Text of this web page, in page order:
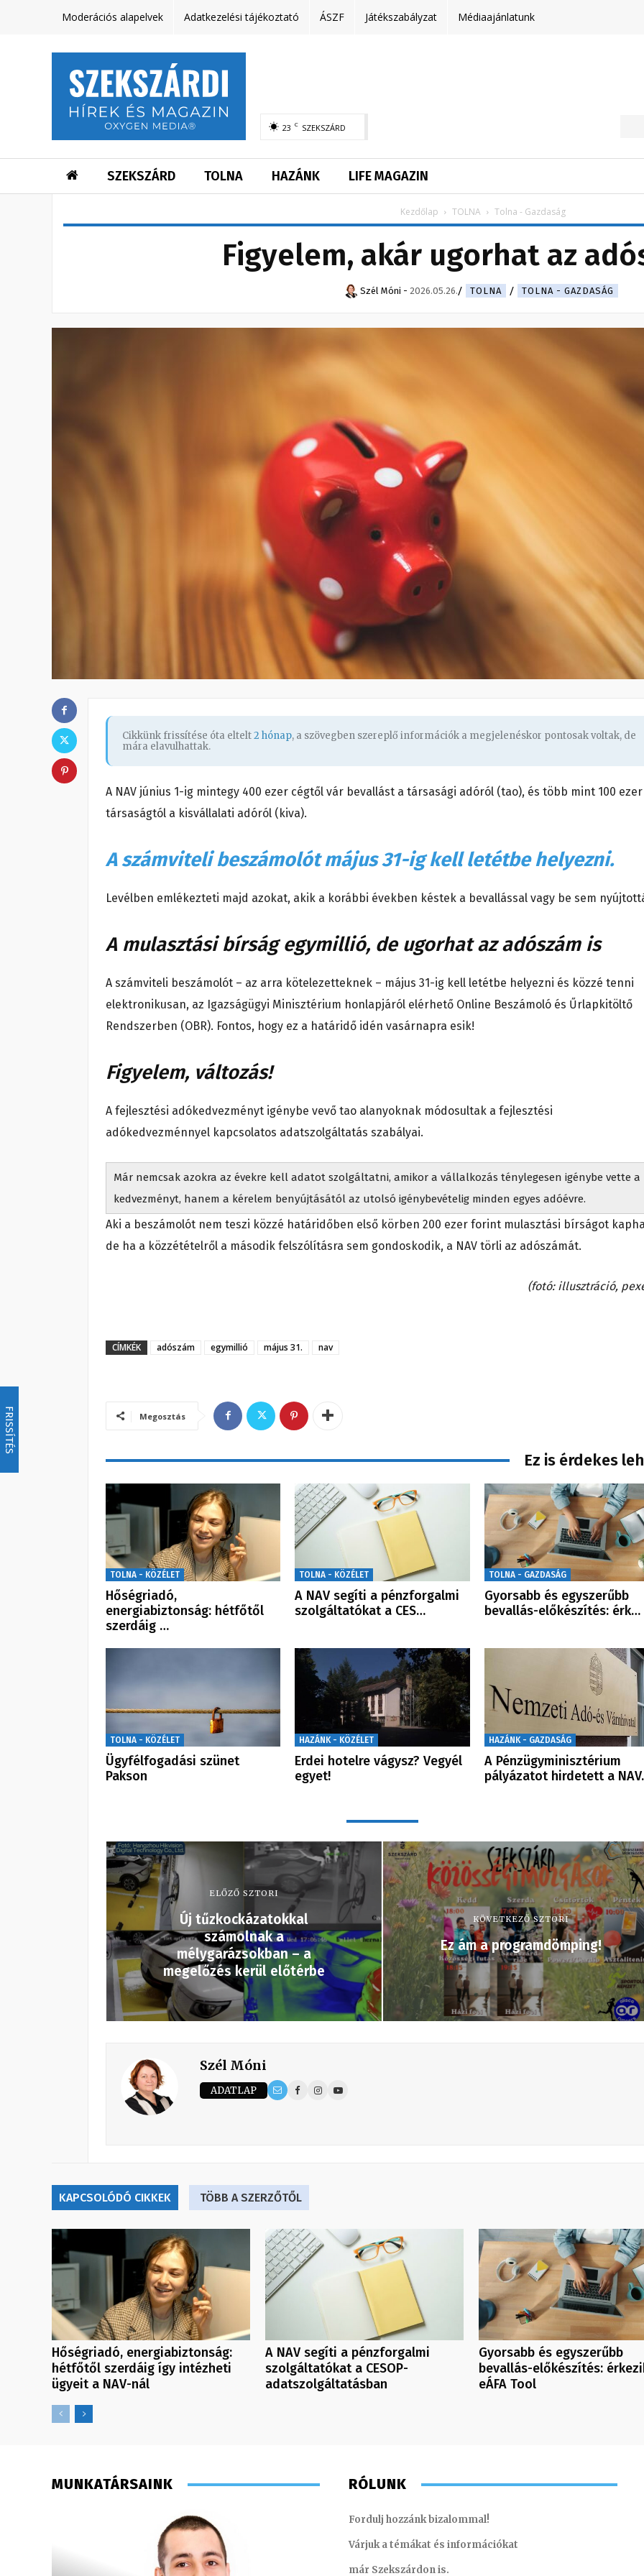
FRISSÍTÉS
Moderációs alapelvek Adatkezelési tájékoztató ÁSZF Játékszabályzat Médiaajánlatunk
23 C SZEKSZÁRD
SZEKSZÁRD TOLNA HAZÁNK LIFE MAGAZIN
Kezdőlap TOLNA Tolna - Gazdaság
Figyelem, akár ugorhat az
Szél Móni - 2026.05.26. TOLNA TOLNA - GAZDASÁG
Cikkünk frissítése óta eltelt2 hónap, a szövegben szereplő információk a megjelenéskor pontosak voltak, de
mára elavulhattak.
A NAV június 1-ig mintegy 400 ezer cégtől vár bevallást a társasági adóról (tao), és több mint 100 ezer
társaságtól a kisvállalati adóról (kiva).
A számviteli beszámolót május 31-ig kell letétbe helyezni.
Levélben emlékezteti majd azokat, akik a korábbi években késtek a bevallással vagy be sem
A mulasztási bírság egymillió, de ugorhat az adószám is
A számviteli beszámolót – az arra kötelezetteknek – május 31-ig kell letétbe helyezni és közzé tenni
elektronikusan, az Igazságügyi Minisztérium honlapjáról elérhető Online Beszámoló és Űrlapkitöltő
Rendszerben (OBR). Fontos, hogy ez a határidő idén vasárnapra esik!
Figyelem, változás!
A fejlesztési adókedvezményt igénybe vevő tao alanyoknak módosultak a fejlesztési
adókedvezménnyel kapcsolatos adatszolgáltatás szabályai.
Már nemcsak azokra az évekre kell adatot szolgáltatni, amikor a vállalkozás ténylegesen igénybe vette a
kedvezményt, hanem a kérelem benyújtásától az utolsó igénybevételig minden egyes adóévre.
Aki a beszámolót nem teszi közzé határidőben első körben 200 ezer forint mulasztási bírságot
de ha a közzétételről a második felszólításra sem gondoskodik, a NAV törli az adószámát.
(fotó: illusztráció,
CÍMKÉK adószám egymillió május 31. nav
Megosztás
Ez is érdekes
TOLNA - KÖZÉLET
Hőségriadó,
energiabiztonság: hétfőtől
szerdáig …
TOLNA - KÖZÉLET
A NAV segíti a pénzforgalmi
szolgáltatókat a CES…
TOLNA - GAZDASÁG
Gyorsabb és egyszerűbb
bevallás-előkészítés: érk…
TOLNA - KÖZÉLET
Ügyfélfogadási szünet
Pakson
HAZÁNK - KÖZÉLET
Erdei hotelre vágysz? Vegyél
egyet!
HAZÁNK - GAZDASÁG
A Pénzügyminisztérium
pályázatot hirdetett a
ELŐZŐ SZTORI
Új tűzkockázatokkal
számolnak a
mélygarázsokban – a
megelőzés kerül előtérbe
KÖVETKEZŐ SZTORI
Ez ám a programdömping!
Szél Móni
ADATLAP
KAPCSOLÓDÓ CIKKEK TÖBB A SZERZŐTŐL
Hőségriadó, energiabiztonság:
hétfőtől szerdáig így intézheti
ügyeit a NAV-nál
A NAV segíti a pénzforgalmi
szolgáltatókat a CESOP-
adatszolgáltatásban
Gyorsabb és egyszerűbb
bevallás-előkészítés:
eÁFA Tool
MUNKATÁRSAINK RÓLUNK
Fordulj hozzánk bizalommal!
Várjuk a témákat és információkat
már Szekszárdon is.